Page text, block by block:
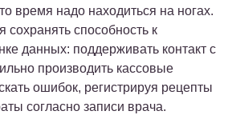
время надо находиться на ногах.
сохранять способность к
данных: поддерживать контакт с
производить кассовые
ошибок, регистрируя рецепты
согласно записи врача.